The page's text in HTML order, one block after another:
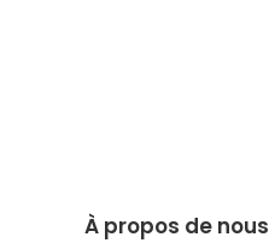
À propos de nous